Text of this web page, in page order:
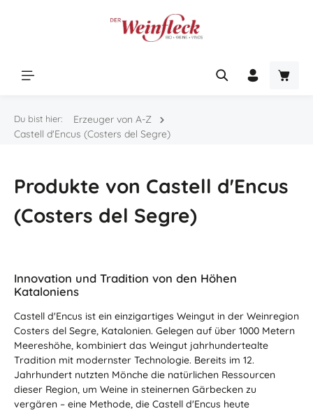
Du bist hier:
Erzeuger von A-Z
Castell d'Encus (Costers del Segre)
Produkte von Castell d'Encus
(Costers del Segre)
Innovation und Tradition von den Höhen
Kataloniens
Castell d'Encus ist ein einzigartiges Weingut in der Weinregion
Costers del Segre, Katalonien. Gelegen auf über 1000 Metern
Meereshöhe, kombiniert das Weingut jahrhundertealte
Tradition mit modernster Technologie. Bereits im 12.
Jahrhundert nutzten Mönche die natürlichen Ressourcen
dieser Region, um Weine in steinernen Gärbecken zu
vergären – eine Methode, die Castell d'Encus heute